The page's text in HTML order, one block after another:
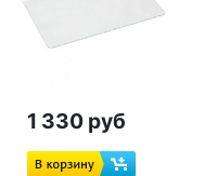
1 330 руб